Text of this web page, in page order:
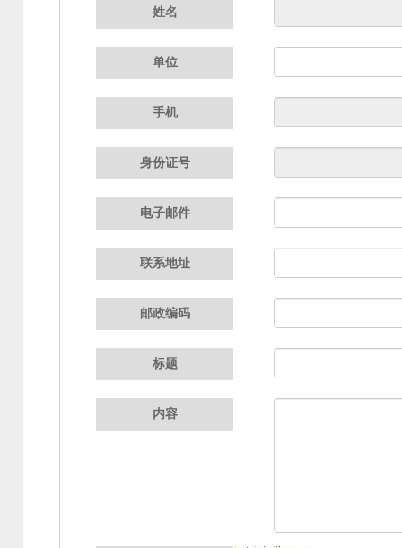
姓名
单位
手机
身份证号
电子邮件
联系地址
邮政编码
标题
内容